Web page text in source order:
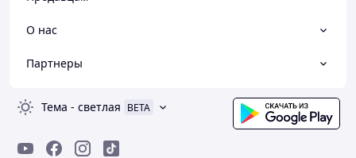
О нас
Партнеры
Тема - светлая BETA